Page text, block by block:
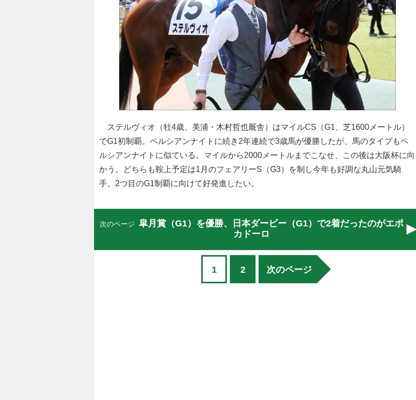
ステルヴィオ（牡4歳、美浦・木村哲也厩舎）はマイルCS（G1、芝1600メートル）
でG1初制覇。ペルシアンナイトに続き2年連続で3歳馬が優勝したが、馬のタイプもペ
ルシアンナイトに似ている。マイルから2000メートルまでこなせ、この後は大阪杯に向
かう。どちらも鞍上予定は1月のフェアリーS（G3）を制し今年も好調な丸山元気騎
手。2つ目のG1制覇に向けて好発進したい。
次のページ 皐月賞（G1）を優勝、日本ダービー（G1）で2着だったのがエポ
カドーロ
1 2 次のページ